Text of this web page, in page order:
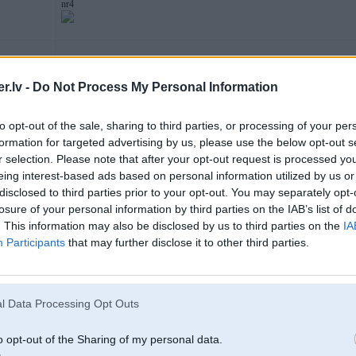
- Do Not Process My Personal Information
opt-out of the sale, sharing to third parties, or processing of your
for targeted advertising by us, please use the below opt-out
selection. Please note that after your opt-out request is processed
interest-based ads based on personal information utilized by us
to third parties prior to your opt-out. You may separately
of your personal information by third parties on the IAB’s list of
This information may also be disclosed by us to third parties on the
Participants that may further disclose it to other third parties.
Data Processing Opt Outs
opt-out of the Sharing of my personal data.
nr4
Un vai ir jēga vienlaicīgi pirkt arī pašas faceliftot'ās nieres?
09. Jul 2008, 15:32